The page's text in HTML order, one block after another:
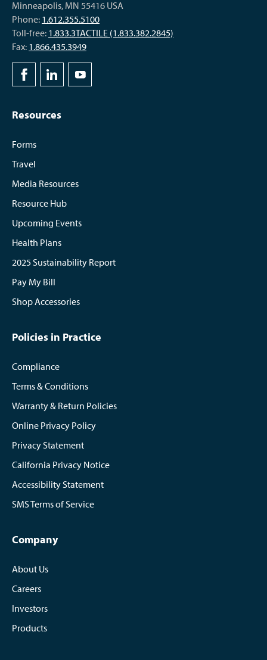
Minneapolis, MN 55416 USA
Phone: 1.612.355.5100
Toll-free: 1.833.3TACTILE (1.833.382.2845)
Fax: 1.866.435.3949
Resources
Forms
Travel
Media Resources
Resource Hub
Upcoming Events
Health Plans
2025 Sustainability Report
Pay My Bill
Shop Accessories
Policies in Practice
Compliance
Terms & Conditions
Warranty & Return Policies
Online Privacy Policy
Privacy Statement
California Privacy Notice
Accessibility Statement
SMS Terms of Service
Company
About Us
Careers
Investors
Products